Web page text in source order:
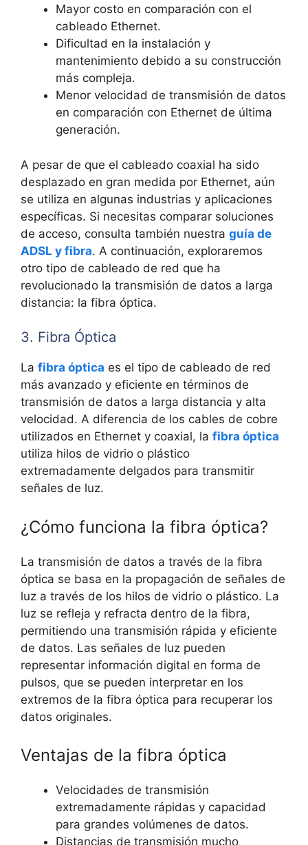
Mayor costo en comparación con el
cableado Ethernet.
Dificultad en la instalación y
mantenimiento debido a su construcción
más compleja.
Menor velocidad de transmisión de datos
en comparación con Ethernet de última
generación.
A pesar de que el cableado coaxial ha sido
desplazado en gran medida por Ethernet, aún
se utiliza en algunas industrias y aplicaciones
específicas. Si necesitas comparar soluciones
de acceso, consulta también nuestra guía de
ADSL y fibra. A continuación, exploraremos
otro tipo de cableado de red que ha
revolucionado la transmisión de datos a larga
distancia: la fibra óptica.
3. Fibra Óptica
La fibra óptica es el tipo de cableado de red
más avanzado y eficiente en términos de
transmisión de datos a larga distancia y alta
velocidad. A diferencia de los cables de cobre
utilizados en Ethernet y coaxial, la fibra óptica
utiliza hilos de vidrio o plástico
extremadamente delgados para transmitir
señales de luz.
¿Cómo funciona la fibra óptica?
La transmisión de datos a través de la fibra
óptica se basa en la propagación de señales de
luz a través de los hilos de vidrio o plástico. La
luz se refleja y refracta dentro de la fibra,
permitiendo una transmisión rápida y eficiente
de datos. Las señales de luz pueden
representar información digital en forma de
pulsos, que se pueden interpretar en los
extremos de la fibra óptica para recuperar los
datos originales.
Ventajas de la fibra óptica
Velocidades de transmisión
extremadamente rápidas y capacidad
para grandes volúmenes de datos.
Distancias de transmisión mucho